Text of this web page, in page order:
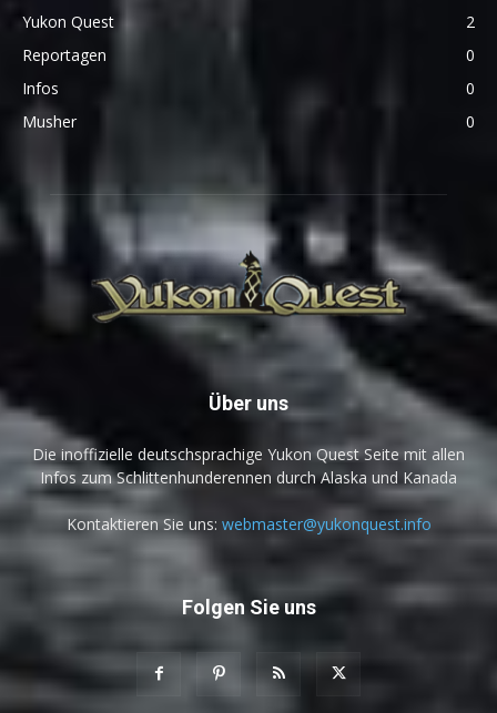
Yukon Quest
2
Reportagen
0
Infos
0
Musher
0
Über uns
Die inoffizielle deutschsprachige Yukon Quest Seite mit allen
Infos zum Schlittenhunderennen durch Alaska und Kanada
Kontaktieren Sie uns: webmaster@yukonquest.info
Folgen Sie uns